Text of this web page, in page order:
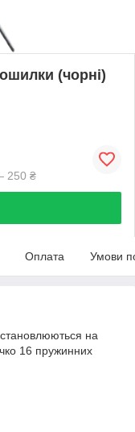
(чорні)
250 ₴
Оплата Умови
на
16 пружинних